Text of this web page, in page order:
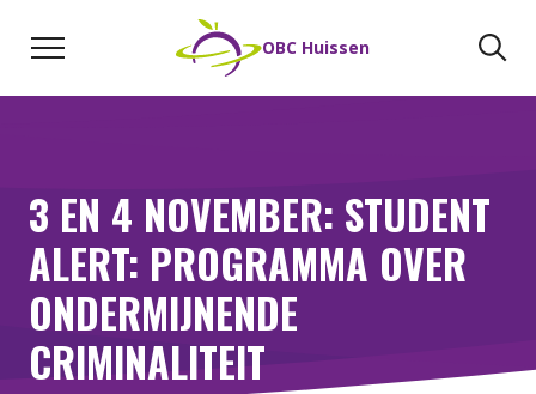
OBC Huissen
3 EN 4 NOVEMBER: STUDENT
ALERT: PROGRAMMA OVER
ONDERMIJNENDE
CRIMINALITEIT